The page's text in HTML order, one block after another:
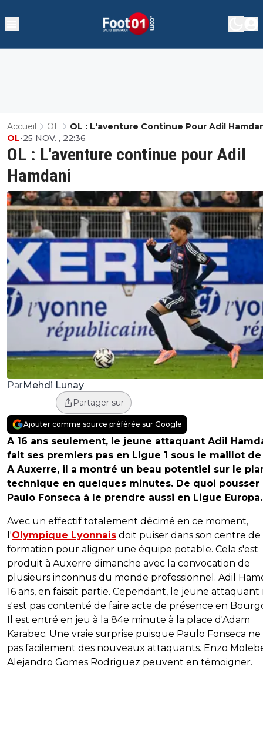
Accueil OL OL : L'aventure Continue Pour Adil
OL : L'aventure continue pour Adil
Hamdani
OL•25 NOV. , 22:36
ParMehdi Lunay
Partager sur
Ajouter comme source préférée sur Google
A 16 ans seulement, le jeune attaquant Adil
fait ses premiers pas en Ligue 1 sous le maillot de
A Auxerre, il a montré un beau potentiel sur le
technique en quelques minutes. De quoi pousser
Paulo Fonseca à le prendre aussi en Ligue Europa.
Avec un effectif totalement décimé en ce moment,
l'Olympique Lyonnais doit puiser dans son centre de
formation pour aligner une équipe potable. Cela s'est
produit à Auxerre dimanche avec la convocation de
plusieurs inconnus du monde professionnel. Adil
16 ans, en faisait partie. Cependant, le jeune attaquant
s'est pas contenté de faire acte de présence en
Il est entré en jeu à la 84e minute à la place d'Adam
Karabec. Une vraie surprise puisque Paulo Fonseca
pas facilement des nouveaux attaquants. Enzo
Alejandro Gomes Rodriguez peuvent en témoigner.